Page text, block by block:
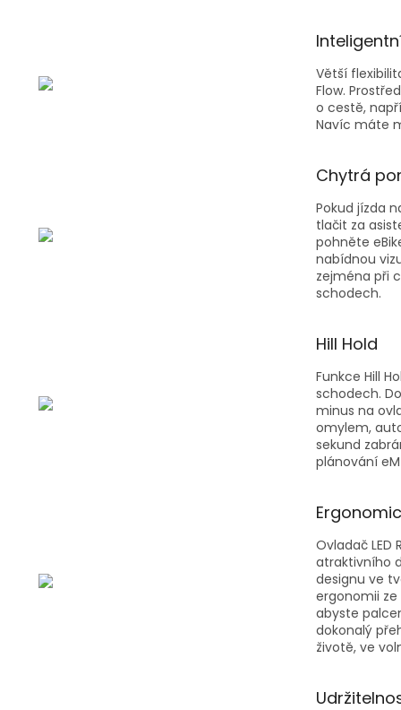
Větší
Flow.
o cestě,
Navíc máte
Chytrá
Pokud jízda
tlačit za
pohněte
nabídnou
zejména při
schodech.
Hill Hold
Funkce Hill
schodech.
minus na
omylem,
sekund
plánování
Ovladač
atraktivního
designu ve
ergonomii
abyste
dokonalý
životě, ve